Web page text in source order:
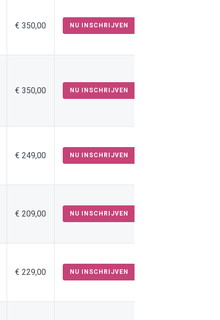
€ 350,00 NU INSCHRIJVEN
€ 350,00 NU INSCHRIJVEN
€ 249,00 NU INSCHRIJVEN
€ 209,00 NU INSCHRIJVEN
€ 229,00 NU INSCHRIJVEN